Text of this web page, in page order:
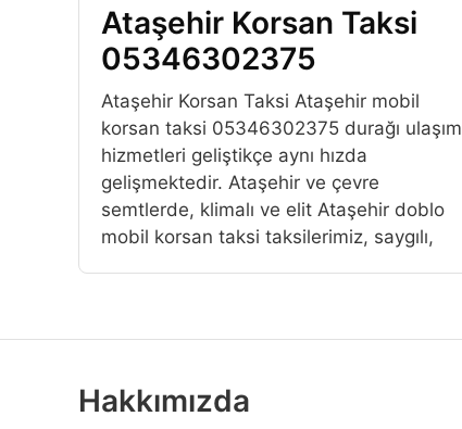
Ataşehir Korsan Taksi
05346302375
Ataşehir Korsan Taksi Ataşehir mobil
korsan taksi 05346302375 durağı ulaşım
hizmetleri geliştikçe aynı hızda
gelişmektedir. Ataşehir ve çevre
semtlerde, klimalı ve elit Ataşehir doblo
mobil korsan taksi taksilerimiz, saygılı,
Hakkımızda